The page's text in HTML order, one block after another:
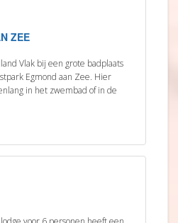
ZEE
Vlak bij een grote badplaats
Egmond aan Zee. Hier
in het zwembad of in de